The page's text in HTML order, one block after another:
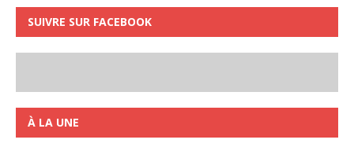
SUIVRE SUR FACEBOOK
À LA UNE